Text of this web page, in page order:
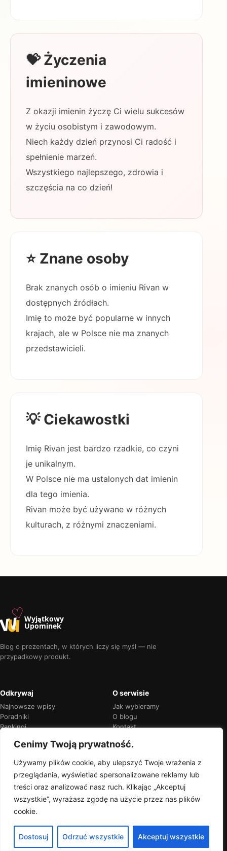
Cenimy Twoją prywatność.
Używamy plików cookie, aby ulepszyć Twoje wrażenia z
przeglądania, wyświetlać spersonalizowane reklamy lub
treści oraz analizować nasz ruch. Klikając „Akceptuj
wszystkie”, wyrażasz zgodę na użycie przez nas plików
cookie.
Dostosuj Odrzuć wszystkie Akceptuj wszystkie
💝 Życzenia
imieninowe
Z okazji imienin życzę Ci wielu sukcesów
w życiu osobistym i zawodowym.
Niech każdy dzień przynosi Ci radość i
spełnienie marzeń.
Wszystkiego najlepszego, zdrowia i
szczęścia na co dzień!
⭐ Znane osoby
Brak znanych osób o imieniu Rivan w
dostępnych źródłach.
Imię to może być popularne w innych
krajach, ale w Polsce nie ma znanych
przedstawicieli.
💡 Ciekawostki
Imię Rivan jest bardzo rzadkie, co czyni
je unikalnym.
W Polsce nie ma ustalonych dat imienin
dla tego imienia.
Rivan może być używane w różnych
kulturach, z różnymi znaczeniami.
u♡Wyjątkowy
Upominek
Blog o prezentach, w których liczy się myśl — nie
przypadkowy produkt.
Odkrywaj
Najnowsze wpisy
Poradniki
Rankingi
O serwisie
Jak wybieramy
O blogu
Kontakt
Przejrzyste rekomendacje
zawsze oznaczymy je wprost.